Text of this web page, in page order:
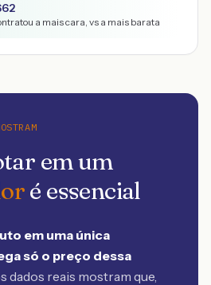
a mais cara, vs a mais barata
em um
é essencial
em uma única
só o preço dessa
dados reais mostram que,